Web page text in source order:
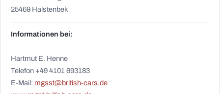
25469 Halstenbek
Informationen bei:
Hartmut E. Henne
Telefon +49 4101 693183
E-Mail: mgsst@british-cars.de